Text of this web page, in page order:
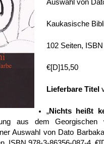
Auswahl von
Kaukasische
102 Seiten,
€[D]15,50
Lieferbare Titel
„Nichts heißt
aus dem Georgischen
Auswahl von Dato